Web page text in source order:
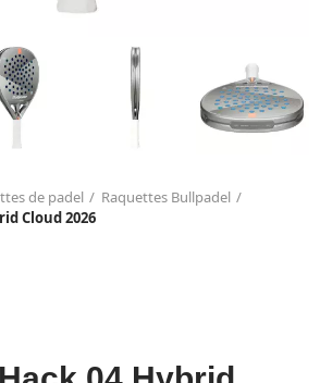
de padel
Raquettes Bullpadel
Cloud 2026